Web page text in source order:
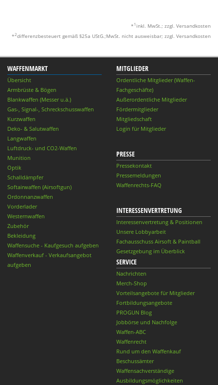
* 1 inkl. MwSt.; zzgl. Versandkosten
*2differenzbesteuert gemäß §25a UStG.;MwSt. nicht ausweisbar; zzgl. Versandkosten
WAFFENMARKT
Übersicht
Armbrüste & Bögen
Blankwaffen (Messer u.ä.)
Gas-, Signal-, Schreckschusswaffen
Kurzwaffen
Deko- & Salutwaffen
Langwaffen
Luftdruck- und CO2-Waffen
Munition
Optik
Schalldämpfer
Softairwaffen (Airsoftgun)
Ordonnanzwaffen
Vorderlader
Westernwaffen
Zubehör
Bekleidung
Waffensuche - Kaufgesuch aufgeben
Waffenverkauf - Verkaufsangebot
aufgeben
MITGLIEDER
Ordentliche Mitglieder (Waffen-
Fachgeschäfte)
Außerordentliche Mitglieder
Fördermitglieder
Mitgliedschaft
Login für Mitglieder
PRESSE
Pressekontakt
Pressemeldungen
Waffenrechts-FAQ
INTERESSENVERTRETUNG
Interessenvertretung & Positionen
Unsere Lobbyarbeit
Fachausschuss Airsoft & Paintball
Gesetzgebung im Überblick
SERVICE
Nachrichten
Merch-Shop
Vorteilsangebote für Mitglieder
Fortbildungsangebote
PROGUN Blog
Jobbörse und Nachfolge
Waffen-ABC
Waffenrecht
Rund um den Waffenkauf
Beschussämter
Waffensachverständige
Ausbildungsmöglichkeiten